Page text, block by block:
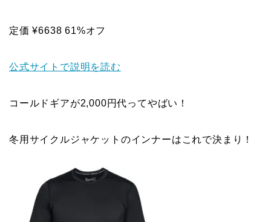
定価 ¥6638 61%オフ
公式サイトで説明を読む
コールドギアが2,000円代ってやばい！
冬用サイクルジャケットのインナーはこれで決まり！